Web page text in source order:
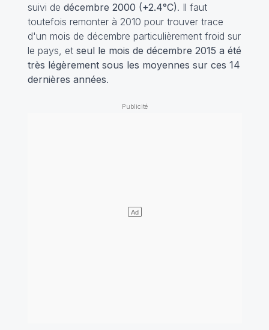
suivi de décembre 2000 (+2.4°C). Il faut
toutefois remonter à 2010 pour trouver trace
d'un mois de décembre particulièrement froid sur
le pays, et seul le mois de décembre 2015 a été
très légèrement sous les moyennes sur ces 14
dernières années.